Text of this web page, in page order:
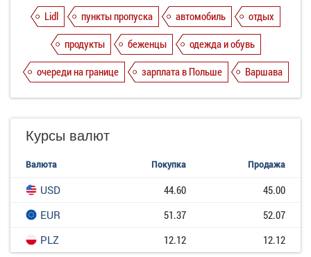
Lidl
пункты пропуска автомобиль
отдых
продукты
беженцы
одежда и обувь
очереди на границе
зарплата в Польше Варшава
Курсы валют
Валюта Покупка Продажа
USD 44.60
45.00
EUR
51.37
52.07
PLZ
12.12 12.12